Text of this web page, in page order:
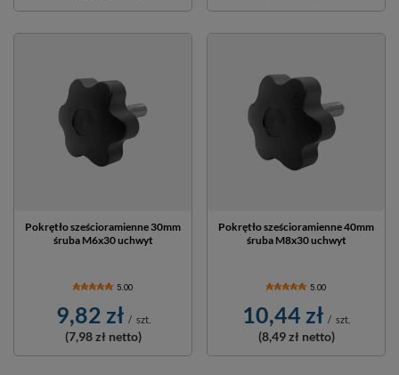
Pokrętło sześcioramienne 30mm
śruba M6x30 uchwyt
5.00
9,82 zł / szt.
(7,98 zł netto)
Pokrętło sześcioramienne 40mm
śruba M8x30 uchwyt
5.00
10,44 zł / szt.
(8,49 zł netto)